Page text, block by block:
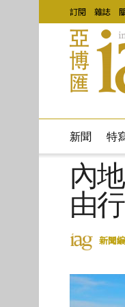
訂閱 雜誌
新聞 特
內
由
新聞